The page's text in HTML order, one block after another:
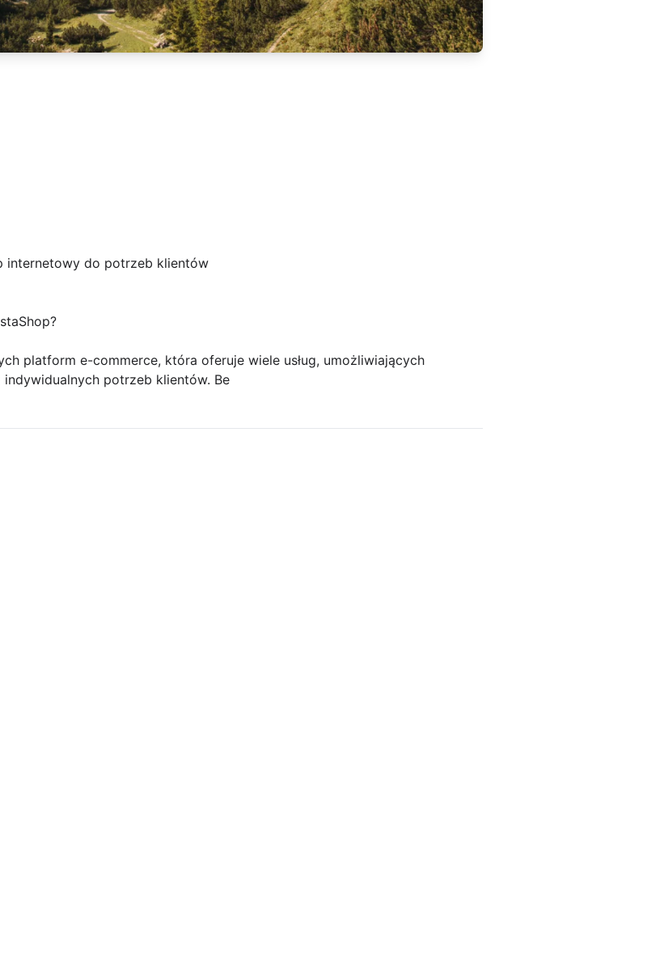
internetowy do potrzeb klientów
platform e-commerce, która oferuje wiele usług, umożliwiających
potrzeb klientów. Be